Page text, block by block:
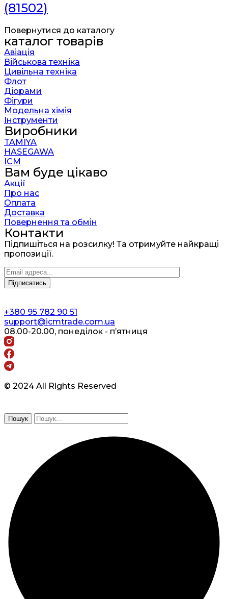
(81502)
Повернутися до каталогу
каталог товарів
Авіація
Військова техніка
Цивільна техніка
Флот
Діорами
Фігури
Модельна хімія
Інструменти
Виробники
TAMIYA
HASEGAWA
ICM
Вам буде цікаво
Акції
Про нас
Оплата
Доставка
Повернення та обмін
Контакти
Підпишіться на розсилку! Та отримуйте найкращі
пропозиції.
+380 95 782 90 51
support@icmtrade.com.ua
08.00-20.00, понеділок - п’ятниця
© 2024 All Rights Reserved
Пошук